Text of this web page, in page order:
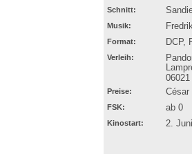
Schnitt:
Musik:
Format: DCP,
Verleih:
Preise: César
FSK: ab 0
Kinostart: 2.